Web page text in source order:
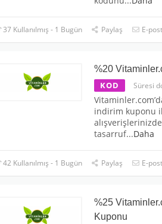
37 Kullanılmış - 1 Bugün Paylaş E-
%20
KOD Süresi
indirim kuponu
tasarruf...Daha
42 Kullanılmış - 1 Bugün Paylaş E-
%25
Kuponu